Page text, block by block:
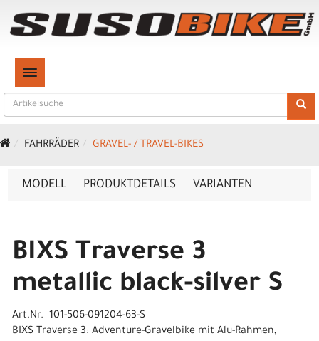
TOGGLE NAVIGATION
FAHRRÄDER GRAVEL- / TRAVEL-BIKES
MODELL PRODUKTDETAILS VARIANTEN
BIXS Traverse 3
metallic black-silver S
Art.Nr. 101-506-091204-63-S
BIXS Traverse 3: Adventure-Gravelbike mit Alu-Rahmen,